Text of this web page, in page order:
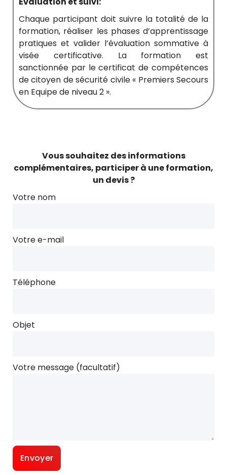
Chaque participant doit suivre la totalité de la
formation, réaliser les phases d’apprentissage
pratiques et valider l’évaluation sommative à
visée certificative. La formation est
sanctionnée par le certificat de compétences
de citoyen de sécurité civile « Premiers Secours
en Equipe de niveau 2 ».
Vous souhaitez des informations
complémentaires, participer à une formation,
un devis ?
Votre nom
Votre e-mail
Téléphone
Objet
Votre message (facultatif)